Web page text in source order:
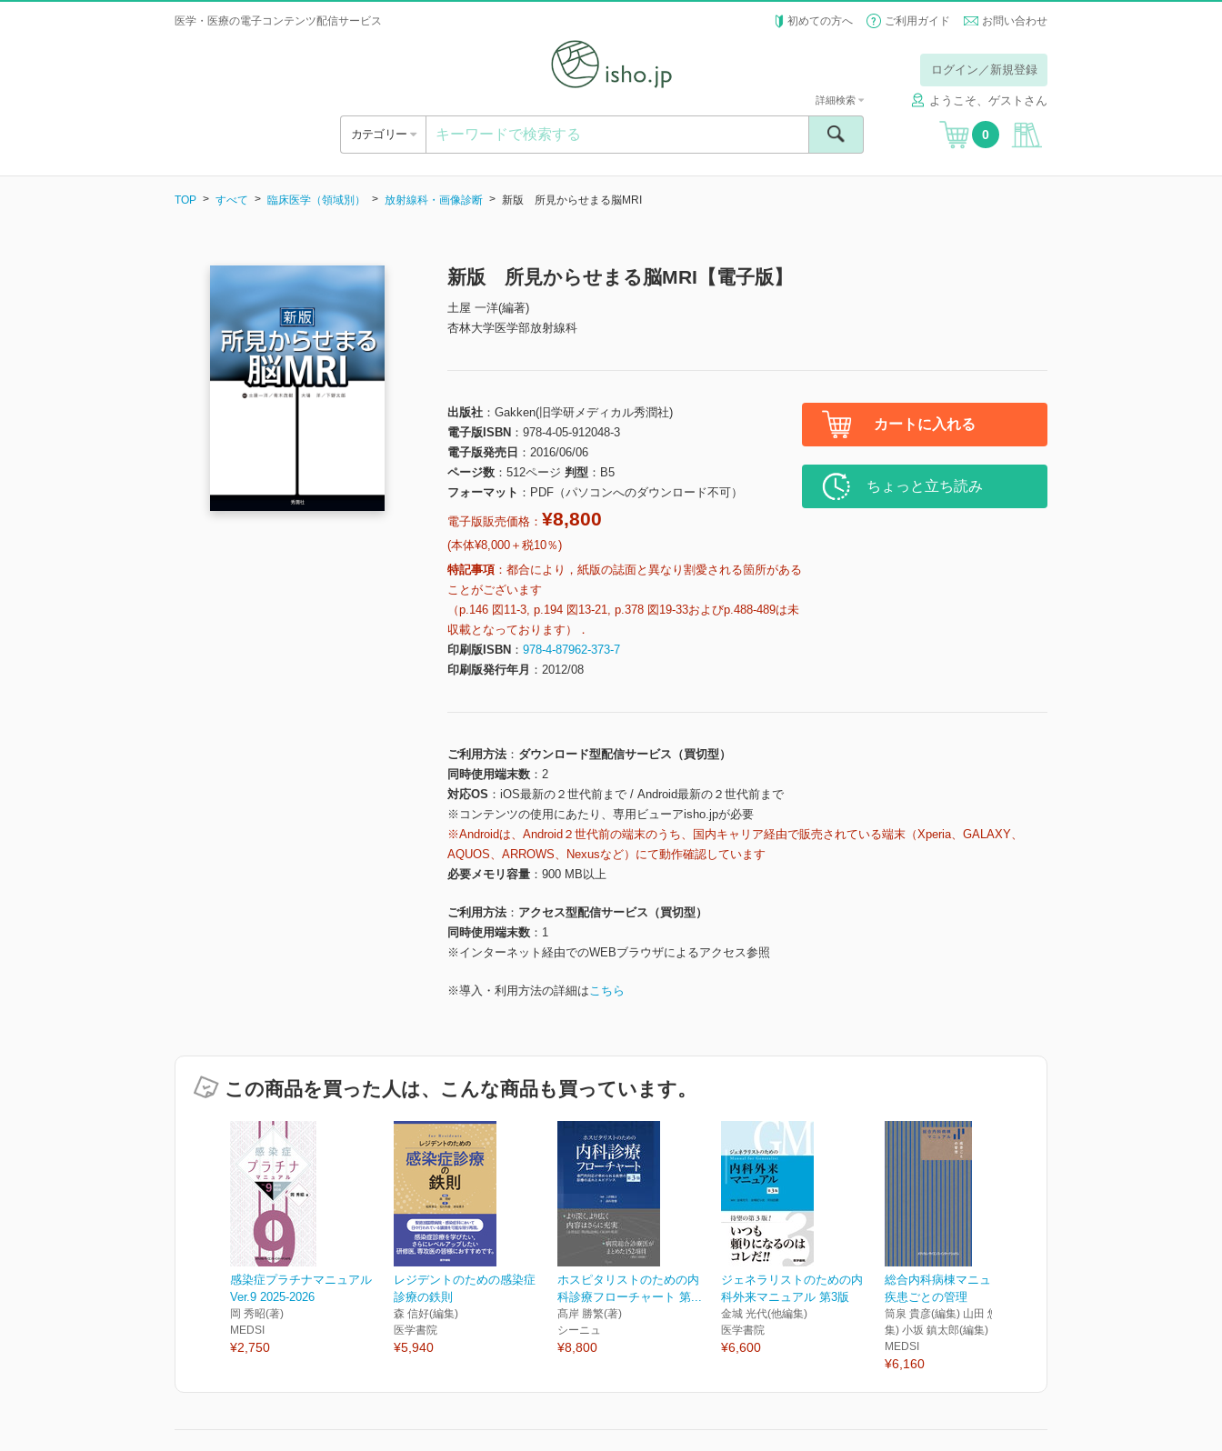
医学・医療の電子コンテンツ配信サービス 初めての方へ ご利用ガイド お問い合わせ
ログイン／新規登録
ようこそ、ゲストさん
カテゴリー
詳細検索
0
TOP すべて 臨床医学（領域別） 放射線科・画像診断 新版 所見からせまる脳MRI
新版 所見からせまる脳MRI【電子版】
土屋 一洋(編著)
杏林大学医学部放射線科
出版社
Gakken(旧学研メディカル秀潤社)
電子版ISBN
978-4-05-912048-3
電子版発売日
2016/06/06
ページ数
512ページ 判型
B5
フォーマット
PDF（パソコンへのダウンロード不可）
電子版販売価格： ¥8,800
(本体¥8,000＋税10％)
特記事項
都合により，紙版の誌面と異なり割愛される箇所がある
ことがございます
（p.146 図11-3, p.194 図13-21, p.378 図19-33およびp.488-489は未
収載となっております）．
印刷版ISBN
978-4-87962-373-7
印刷版発行年月
2012/08
カートに入れる
ちょっと立ち読み
ご利用方法
ダウンロード型配信サービス（買切型）
同時使用端末数
2
対応OS
iOS最新の２世代前まで / Android最新の２世代前まで
※コンテンツの使用にあたり、専用ビューアisho.jpが必要
※Androidは、Android２世代前の端末のうち、国内キャリア経由で販売されている端末（Xperia、GALAXY、
AQUOS、ARROWS、Nexusなど）にて動作確認しています
必要メモリ容量
900 MB以上
ご利用方法
アクセス型配信サービス（買切型）
同時使用端末数
1
※インターネット経由でのWEBブラウザによるアクセス参照
※導入・利用方法の詳細はこちら
この商品を買った人は、こんな商品も買っています。
感染症プラチナマニュアル
Ver.9 2025-2026
岡 秀昭(著)
MEDSI
¥2,750
レジデントのための感染症
診療の鉄則
森 信好(編集)
医学書院
¥5,940
ホスピタリストのための内
科診療フローチャート 第...
髙岸 勝繁(著)
シーニュ
¥8,800
ジェネラリストのための内
科外来マニュアル 第3版
金城 光代(他編集)
医学書院
¥6,600
総合内科病棟マニュアル
疾患ごとの管理
筒泉 貴彦(編集) 山田 悠史(編
集) 小坂 鎮太郎(編集)
MEDSI
¥6,160